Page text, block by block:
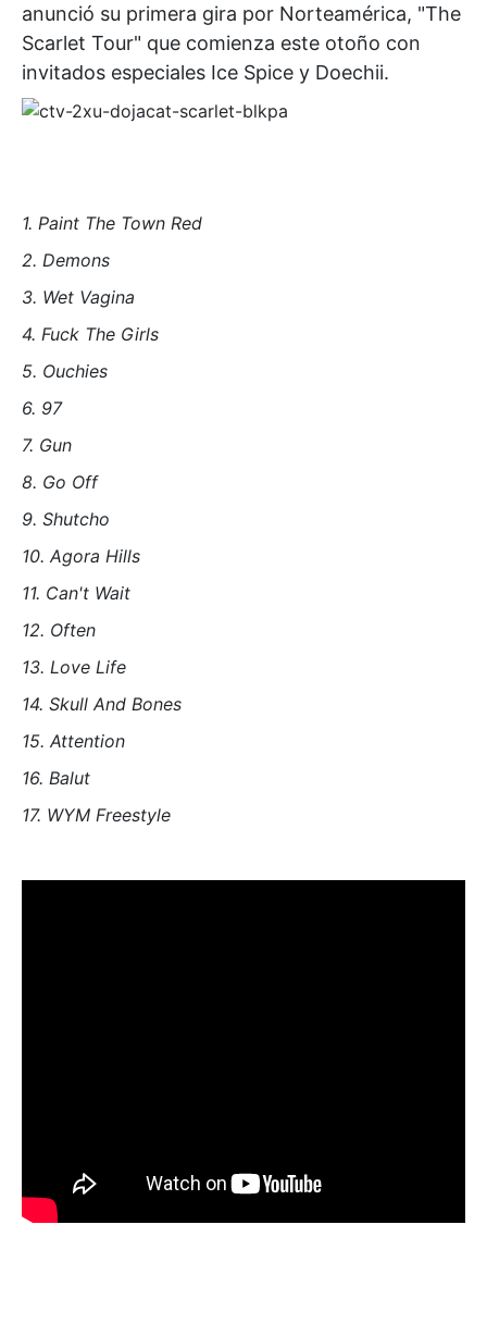
anunció su primera gira por Norteamérica, "The
Scarlet Tour" que comienza este otoño con
invitados especiales Ice Spice y Doechii.
1. Paint The Town Red
2. Demons
3. Wet Vagina
4. Fuck The Girls
5. Ouchies
6. 97
7. Gun
8. Go Off
9. Shutcho
10. Agora Hills
11. Can't Wait
12. Often
13. Love Life
14. Skull And Bones
15. Attention
16. Balut
17. WYM Freestyle